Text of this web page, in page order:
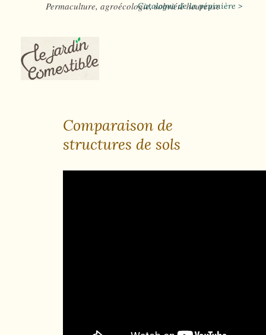
Permaculture, agroécologie, sobriété heureuse
Catalogue de la pépinière >
Comparaison de
structures de sols